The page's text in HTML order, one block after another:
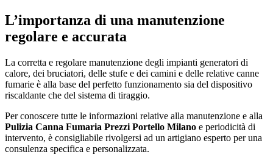
L’importanza di una manutenzione
regolare e accurata
La corretta e regolare manutenzione degli impianti generatori di
calore, dei bruciatori, delle stufe e dei camini e delle relative canne
fumarie è alla base del perfetto funzionamento sia del dispositivo
riscaldante che del sistema di tiraggio.
Per conoscere tutte le informazioni relative alla manutenzione e alla
Pulizia Canna Fumaria Prezzi Portello Milano e periodicità di
intervento, è consigliabile rivolgersi ad un artigiano esperto per una
consulenza specifica e personalizzata.